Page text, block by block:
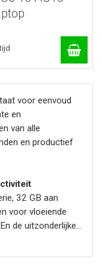
voor eenvoud
en
van alle
en productief
32 GB aan
voor vloeiende
de uitzonderlijke
AI-